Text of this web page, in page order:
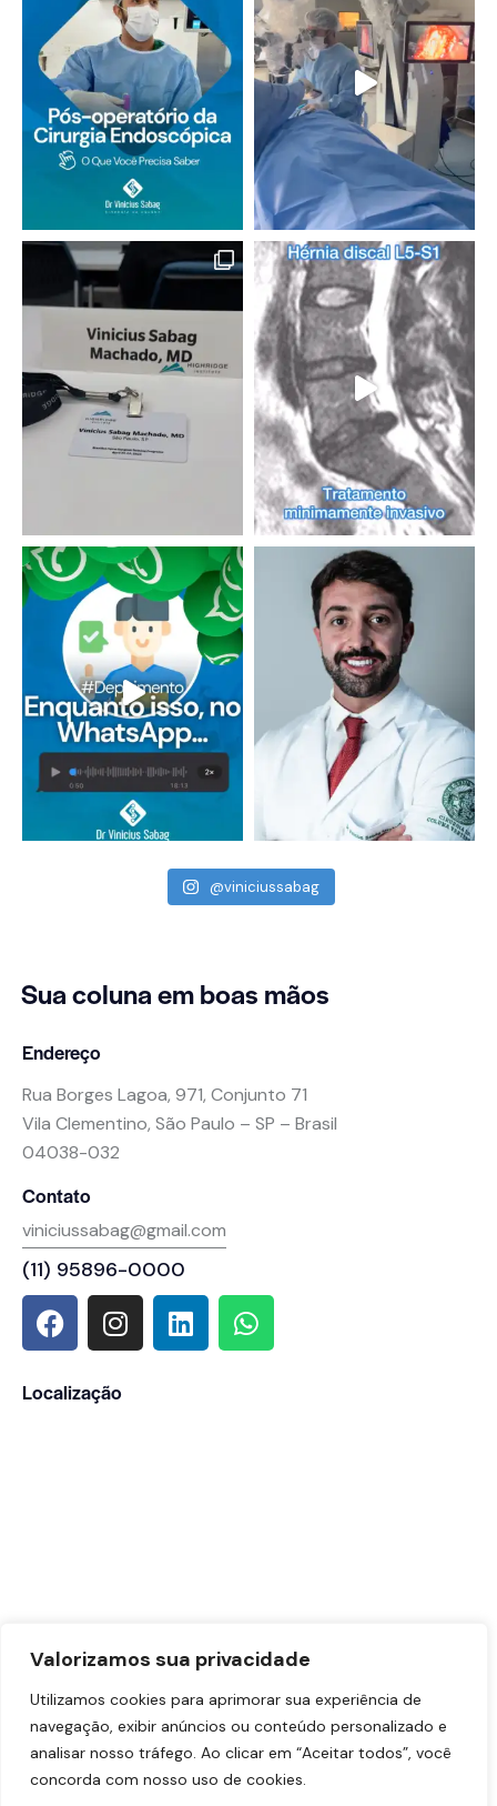
Valorizamos sua privacidade
Utilizamos cookies para aprimorar sua experiência de
navegação, exibir anúncios ou conteúdo personalizado e
analisar nosso tráfego. Ao clicar em “Aceitar todos”, você
concorda com nosso uso de cookies.
@viniciussabag
Sua colunaem boas mãos
Endereço
Rua Borges Lagoa, 971, Conjunto 71
Vila Clementino, São Paulo – SP – Brasil
04038-032
Contato
viniciussabag@gmail.com
(11) 95896-0000
Localização